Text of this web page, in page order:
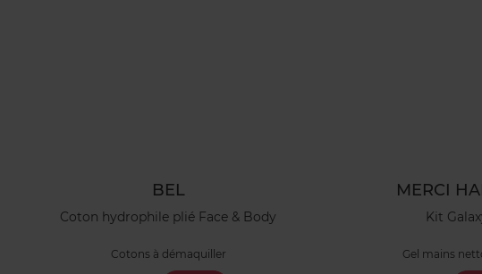
BEL
Coton hydrophile plié Face & Body
Cotons à démaquiller
MERCI
Kit
Gel mains